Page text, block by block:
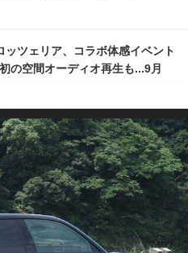
ッツェリア、コラボ体感イベント
の空間オーディオ再生も...9月